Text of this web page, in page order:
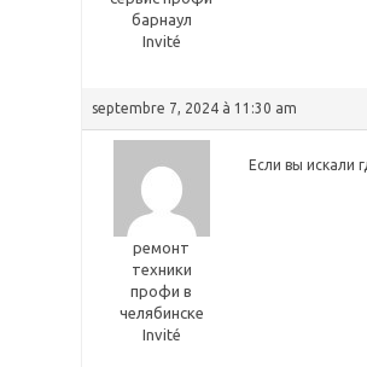
барнаул
Invité
septembre 7, 2024 à 11:30 am
ремонт
техники
профи в
челябинске
Invité
Если вы искали